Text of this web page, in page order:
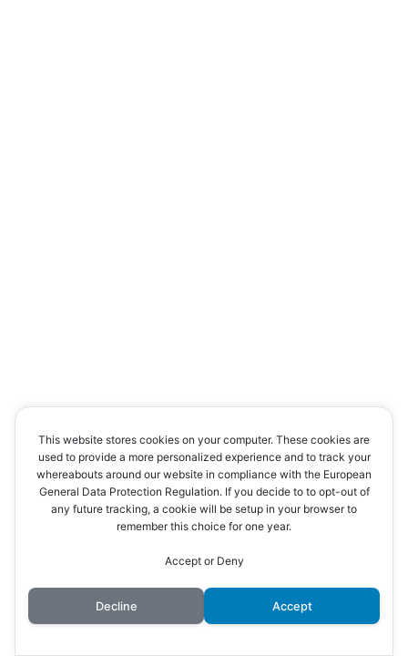
This website stores cookies on your computer. These cookies are
used to provide a more personalized experience and to track your
whereabouts around our website in compliance with the European
General Data Protection Regulation. If you decide to to opt-out of
any future tracking, a cookie will be setup in your browser to
remember this choice for one year.
Accept or Deny
Decline Accept